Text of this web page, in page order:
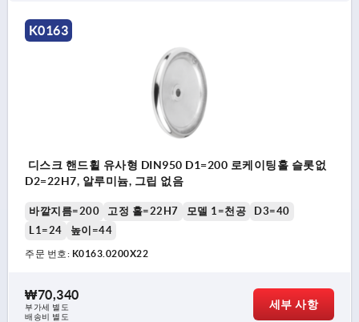
K0163
디스크 핸드휠 유사형 DIN950 D1=200 로케이팅홀 슬롯없
D2=22H7, 알루미늄, 그립 없음
바깥지름=200 고정 홀=22H7 모델 1=천공
D3=40
L1=24
높이=44
주문 번호: K0163.0200X22
₩70,340
부가세 별도
배송비 별도
세부 사항